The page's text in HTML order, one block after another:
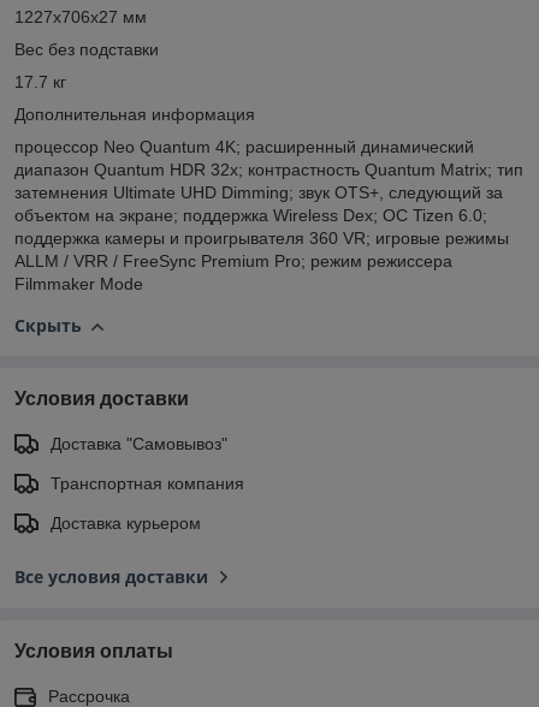
1227x706x27 мм
Вес без подставки
17.7 кг
Дополнительная информация
процессор Neo Quantum 4K; расширенный динамический
диапазон Quantum HDR 32x; контрастность Quantum Matrix; тип
затемнения Ultimate UHD Dimming; звук OTS+, следующий за
объектом на экране; поддержка Wireless Dex; ОС Tizen 6.0;
поддержка камеры и проигрывателя 360 VR; игровые режимы
ALLM / VRR / FreeSync Premium Pro; режим режиссера
Filmmaker Mode
Скрыть
Условия доставки
Доставка "Самовывоз"
Транспортная компания
Доставка курьером
Все условия доставки
Условия оплаты
Рассрочка